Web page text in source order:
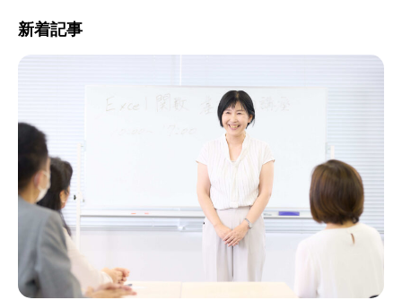
新着記事